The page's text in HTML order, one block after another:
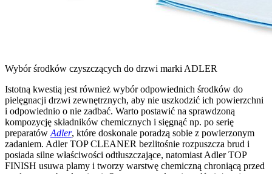
Wybór środków czyszczących do drzwi marki ADLER
Istotną kwestią jest również wybór odpowiednich środków do
pielęgnacji drzwi zewnętrznych, aby nie uszkodzić ich powierzchni
i odpowiednio o nie zadbać. Warto postawić na sprawdzoną
kompozycję składników chemicznych i sięgnąć np. po serię
preparatów Adler, które doskonale poradzą sobie z powierzonym
zadaniem. Adler TOP CLEANER bezlitośnie rozpuszcza brud i
posiada silne właściwości odtłuszczające, natomiast Adler TOP
FINISH usuwa plamy i tworzy warstwę chemiczną chroniącą przed